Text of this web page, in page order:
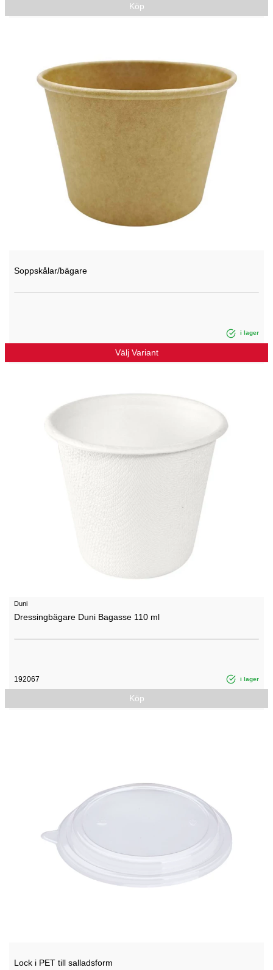
Köp
Soppskålar/bägare
i lager
Välj Variant
Duni
Dressingbägare Duni Bagasse 110 ml
192067 i lager
Köp
Lock i PET till salladsform